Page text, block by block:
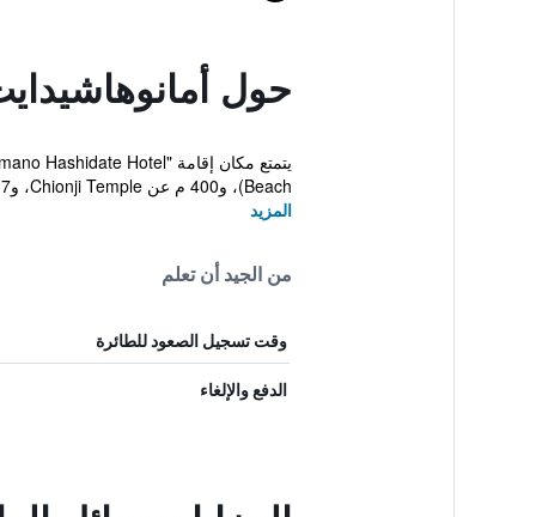
حول
Beach)، و400 م عن Chionji Temple، و5.7 كم عن Yumikiro ...
المزيد
من الجيد أن تعلم
وقت تسجيل الصعود للطائرة
الدفع والإلغاء